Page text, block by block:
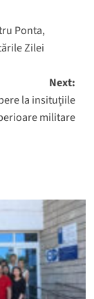
Ponta,
Zilei
Next:
la insituțiile
militare